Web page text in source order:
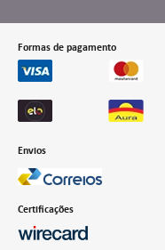
Formas de pagamento
Envios
Certificações